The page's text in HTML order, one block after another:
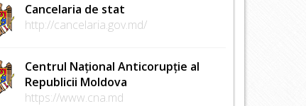
Cancelaria de stat
http://cancelaria.gov.md/
Centrul Național Anticorupție al
Republicii Moldova
https://www.cna.md